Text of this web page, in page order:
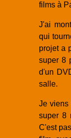
films à
J'ai
qui
projet a
super 8
d'un
salle.
Je viens
super 8
C'est